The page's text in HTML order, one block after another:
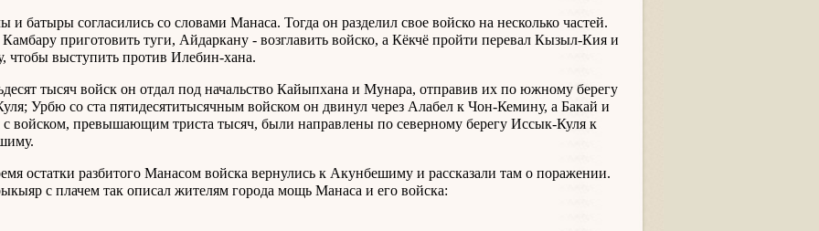
и батыры согласились со словами Манаса. Тогда он разделил свое войско на несколько частей.
Камбару приготовить туги, Айдаркану - возглавить войско, а Кёкчё пройти перевал Кызыл-Кия и
чтобы выступить против Илебин-хана.
тысяч войск он отдал под начальство Кайыпхана и Мунара, отправив их по южному берегу
Урбю со ста пятидесятитысячным войском он двинул через Алабел к Чон-Кемину, а Бакай и
войском, превышающим триста тысяч, были направлены по северному берегу Иссык-Куля к
остатки разбитого Манасом войска вернулись к Акунбешиму и рассказали там о поражении.
с плачем так описал жителям города мощь Манаса и его войска: